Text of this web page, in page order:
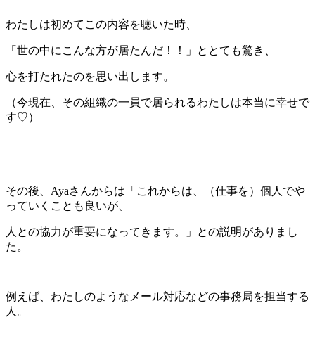
わたしは初めてこの内容を聴いた時、
「世の中にこんな方が居たんだ！！」ととても驚き、
心を打たれたのを思い出します。
（今現在、その組織の一員で居られるわたしは本当に幸せで
す♡）
その後、Ayaさんからは「これからは、（仕事を）個人でや
っていくことも良いが、
人との協力が重要になってきます。」との説明がありまし
た。
例えば、わたしのようなメール対応などの事務局を担当する
人。